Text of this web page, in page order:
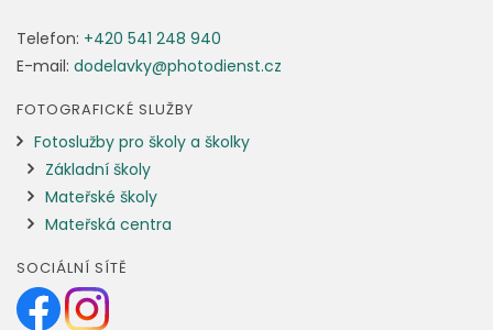
Telefon: +420 541 248 940
E-mail: dodelavky@photodienst.cz
FOTOGRAFICKÉ SLUŽBY
Fotoslužby pro školy a školky
Základní školy
Mateřské školy
Mateřská centra
SOCIÁLNÍ SÍTĚ